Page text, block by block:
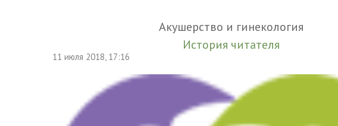
Акушерство и гинекология
История читателя
11 июля 2018, 17:16